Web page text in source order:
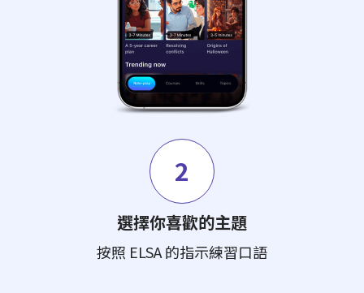
2
選擇你喜歡的主題
按照 ELSA 的指示練習口語